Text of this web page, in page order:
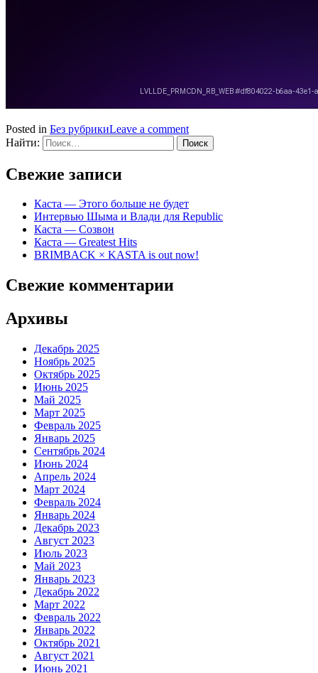
Posted in Без рубрикиLeave a comment
Найти:
Свежие записи
Каста — Этого больше не будет
Интервью Шыма и Влади для Republic
Каста — Созвон
Каста — Greatest Hits
BRIMBACK × KASTA is out now!
Свежие комментарии
Архивы
Декабрь 2025
Ноябрь 2025
Октябрь 2025
Июнь 2025
Май 2025
Март 2025
Февраль 2025
Январь 2025
Сентябрь 2024
Июнь 2024
Апрель 2024
Март 2024
Февраль 2024
Январь 2024
Декабрь 2023
Август 2023
Июль 2023
Май 2023
Январь 2023
Декабрь 2022
Март 2022
Февраль 2022
Январь 2022
Октябрь 2021
Август 2021
Июнь 2021